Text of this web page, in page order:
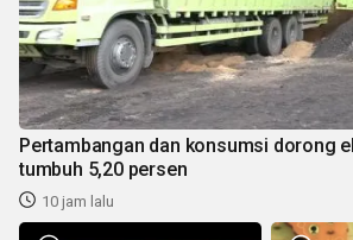
Pertambangan dan konsumsi dorong
tumbuh 5,20 persen
10 jam lalu